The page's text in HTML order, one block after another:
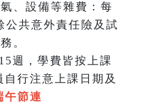
、設備等雜費：每
公共意外責任險及試
。
週，學費皆按上課
行注意上課日期及
午節連